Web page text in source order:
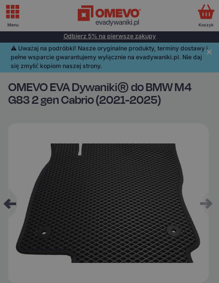
Odbierz 5% na pierwsze zakupy
⚠️️ Uważaj na podróbki! Nasze oryginalne produkty, terminy dostawy i
pełne wsparcie gwarantujemy wyłącznie na evadywaniki.pl. Nie daj
się zmylić kopiom naszej strony.
OMEVO EVA Dywaniki® do BMW M4
G83 2 gen Cabrio (2021-2025)
Menu Koszyk